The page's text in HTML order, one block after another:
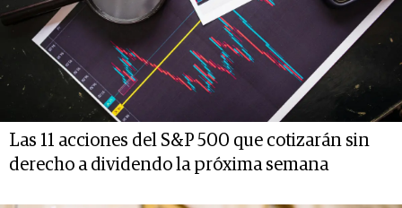
Las 11 acciones del S&P 500 que cotizarán sin
derecho a dividendo la próxima semana